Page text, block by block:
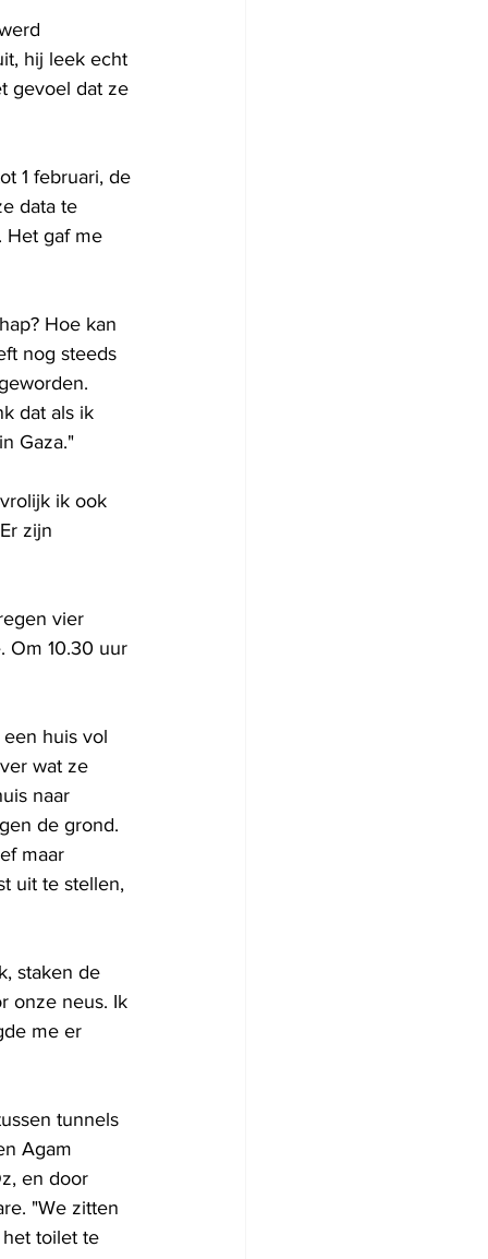
hij leek echt
gevoel dat ze
1 februari, de
data te
Het gaf me
Hoe kan
nog steeds
dat als ik
Gaza."
ik ook
zijn
vier
Om 10.30 uur
huis vol
wat ze
naar
de grond.
maar
uit te stellen,
staken de
onze neus. Ik
me er
tunnels
Agam
en door
"We zitten
toilet te